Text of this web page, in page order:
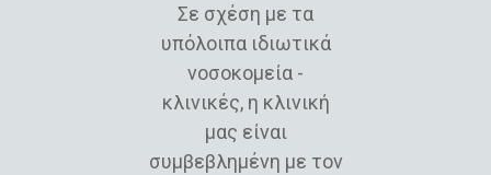
Σε σχέση με τα
υπόλοιπα ιδιωτικά
νοσοκομεία -
κλινικές, η κλινική
μας είναι
συμβεβλημένη με τον